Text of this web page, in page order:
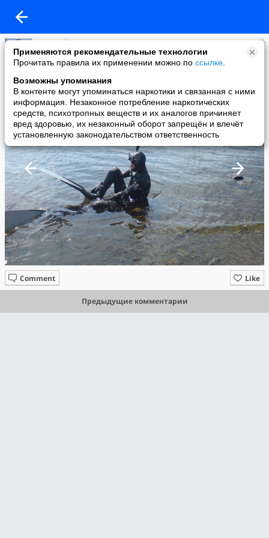
Применяются рекомендательные технологии
Прочитать правила их применении можно по ссылке
Возможны упоминания
В контенте могут упоминаться наркотики и связанная с ними
информация. Незаконное потребление наркотических
средств, психотропных веществ и их аналогов причиняет
вред здоровью, их незаконный оборот запрещён и влечёт
установленную законодательством ответственность
Евгений Гаврилов
added a photo
06 Sep в 19:17
Like
Comment
Предыдущие комментарии